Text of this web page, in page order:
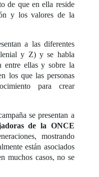
de que en ella reside
y los valores de la
a las diferentes
y Z) y se habla
entre ellas y sobre la
los que las personas
para crear
se presentan a
de la ONCE
mostrando
están asociados
muchos casos, no se